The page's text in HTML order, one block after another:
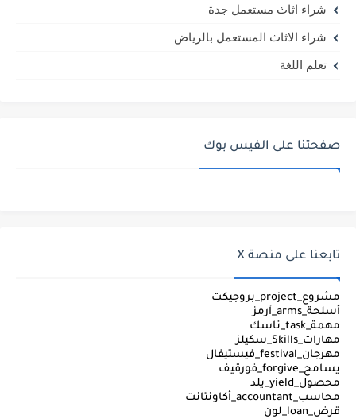
شراء اثاث مستعمل جدة
شراء الاثاث المستعمل بالرياض
تعلم اللغة
صفحتنا على الفيس بوك
تابعنا على منصة X
مشروع_project_بروجيكت
أسلحة_arms_آرمز
مهمة_task_تاسك
مهارات_Skills_سكيلز
مهرجان_festival_فيستيفال
يسامح_forgive_فورقيف
محصول_yield_يلد
محاسب_accountant_أكاونتانت
قرض_loan_لون